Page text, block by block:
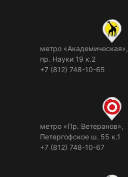
метро «Академическая»,
пр. Науки 19 к.2
+7 (812) 748-10-65
метро «Пр. Ветеранов»,
Петергофское ш. 55 к.1
+7 (812) 748-10-67